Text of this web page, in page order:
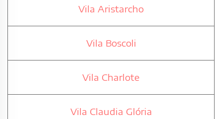
Vila Aristarcho
Vila Boscoli
Vila Charlote
Vila Claudia Glória